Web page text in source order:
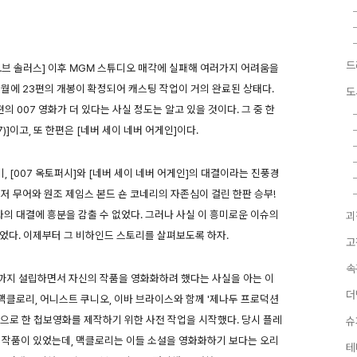
솔러스] 이후 MGM 스튜디오 매각에 실패해 여러가지 어려움을
에 23편의 개봉이 확정되어 캐스팅 작업이 거의 완료된 상태다.
007 영화가 더 있다는 사실 정도는 알고 있을 것이다. 그 중 한
이고, 또 한편은 [네버 세이 네버 어게인]이다.
[007 옥토퍼시]와 [네버 세이 네버 어게인]의 대결이라는 진풍경
무어와 원조 제임스 본드 숀 코네리의 자존심이 걸린 한판 승부!
대결에 흥분을 감출 수 없었다. 그러나 사실 이 흥미로운 이슈의
다. 이제부터 그 비하인드 스토리를 살펴보도록 하자.
설립하면서 자신의 작품을 영화화하려 했다는 사실을 아는 이
로리, 어니스트 쿠니오, 이바 브라이스와 함께 '제나두 프로덕션
한 첩보영화를 제작하기 위한 사전 작업을 시작했다. 당시 플레
품이 있었는데, 맥클로리는 이들 소설을 영화화하기 보다는 오리